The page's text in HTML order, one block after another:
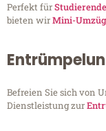
Perfekt fürStudierende
bieten wirMini-
Befreien Sie sich von
Dienstleistung zur